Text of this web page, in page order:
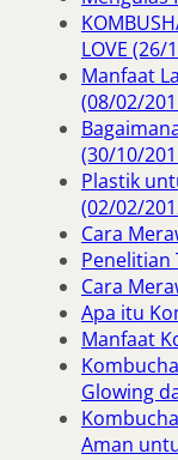
LOVE (26/
Manfaat
(08/02/
(30/10/
Plastik
(02/02/
Cara
Penelitian
Cara
Apa itu
Manfaat
Glowing
Aman